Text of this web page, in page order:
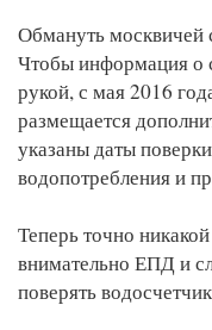
Обмануть москвичей
Чтобы информация о
рукой, с мая 2016
размещается
указаны даты
водопотребления и
Теперь точно
внимательно ЕПД и
поверять